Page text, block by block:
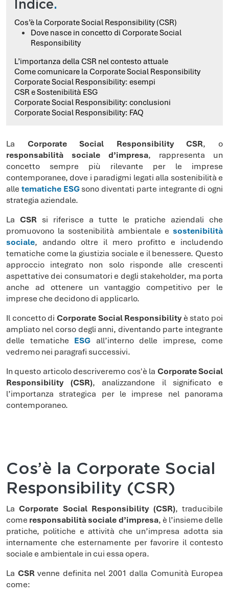
Indice.
Cos’è la Corporate Social Responsibility (CSR)
Dove nasce in concetto di Corporate Social
Responsibility
L’importanza della CSR nel contesto attuale
Come comunicare la Corporate Social Responsibility
Corporate Social Responsibility: esempi
CSR e Sostenibilità ESG
Corporate Social Responsibility: conclusioni
Corporate Social Responsibility: FAQ
La Corporate Social Responsibility CSR, o
responsabilità sociale d’impresa, rappresenta un
concetto sempre più rilevante per le imprese
contemporanee, dove i paradigmi legati alla sostenibilità e
alle tematiche ESGsono diventati parte integrante di ogni
strategia aziendale.
La CSR si riferisce a tutte le pratiche aziendali che
promuovono la sostenibilità ambientale e sostenibilità
sociale, andando oltre il mero profitto e includendo
tematiche come la giustizia sociale e il benessere. Questo
approccio integrato non solo risponde alle crescenti
aspettative dei consumatori e degli stakeholder, ma porta
anche ad ottenere un vantaggio competitivo per le
imprese che decidono di applicarlo.
Il concetto di Corporate Social Responsibilityè stato poi
ampliato nel corso degli anni, diventando parte integrante
delle tematiche ESG all’interno delle imprese, come
vedremo nei paragrafi successivi.
In questo articolo descriveremo cos'è la Corporate Social
Responsibility (CSR), analizzandone il significato e
l’importanza strategica per le imprese nel panorama
contemporaneo.
Cos’è la Corporate Social
Responsibility (CSR)
LaCorporate Social Responsibility (CSR), traducibile
come responsabilità sociale d’impresa, è l’insieme delle
pratiche, politiche e attività che un’impresa adotta sia
internamente che esternamente per favorire il contesto
sociale e ambientale in cui essa opera.
La CSRvenne definita nel 2001 dalla Comunità Europea
come: